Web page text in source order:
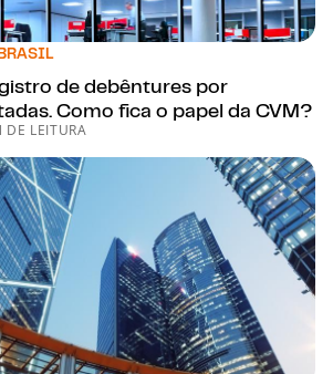
de debêntures por sociedades
de debêntures por
Como fica o papel da CVM?
DE LEITURA